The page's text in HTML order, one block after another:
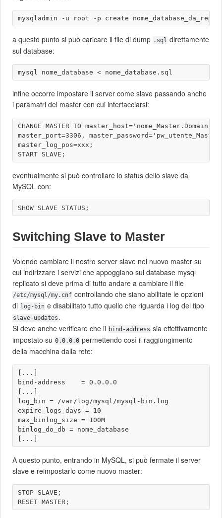
a questo punto si può caricare il file di dump .sql direttamente
sul database:
infine occorre impostare il server come slave passando anche
i paramatri del master con cui interfacciarsi:
CHANGE MASTER TO
master_port=3306,
master_log_pos=xxx;
eventualmente si può controllare lo status dello slave da
MySQL con:
Switching Slave to Master
Volendo cambiare il nostro server slave nel nuovo master su
cui indirizzare i servizi che appoggiano sul database mysql
replicato si deve prima di tutto andare a cambiare il file
/etc/mysql/my.cnf controllando che siano abilitate le opzioni
di log-bin e disabilitato tutto quello che riguarda i log del tipo
slave-updates .
Si deve anche verificare che il bind-address sia effettivamente
impostato su 0.0.0.0 permettendo così il raggiungimento
della macchina dalla rete:
[...]
bind-address    = 0.0.0.0
[...]
log_bin = /var/log/mysql/mysql-bin.log
expire_logs_days = 10
max_binlog_size = 100M
binlog_do_db = nome_database
A questo punto, entrando in MySQL, si può fermate il server
slave e reimpostarlo come nuovo master:
STOP SLAVE;